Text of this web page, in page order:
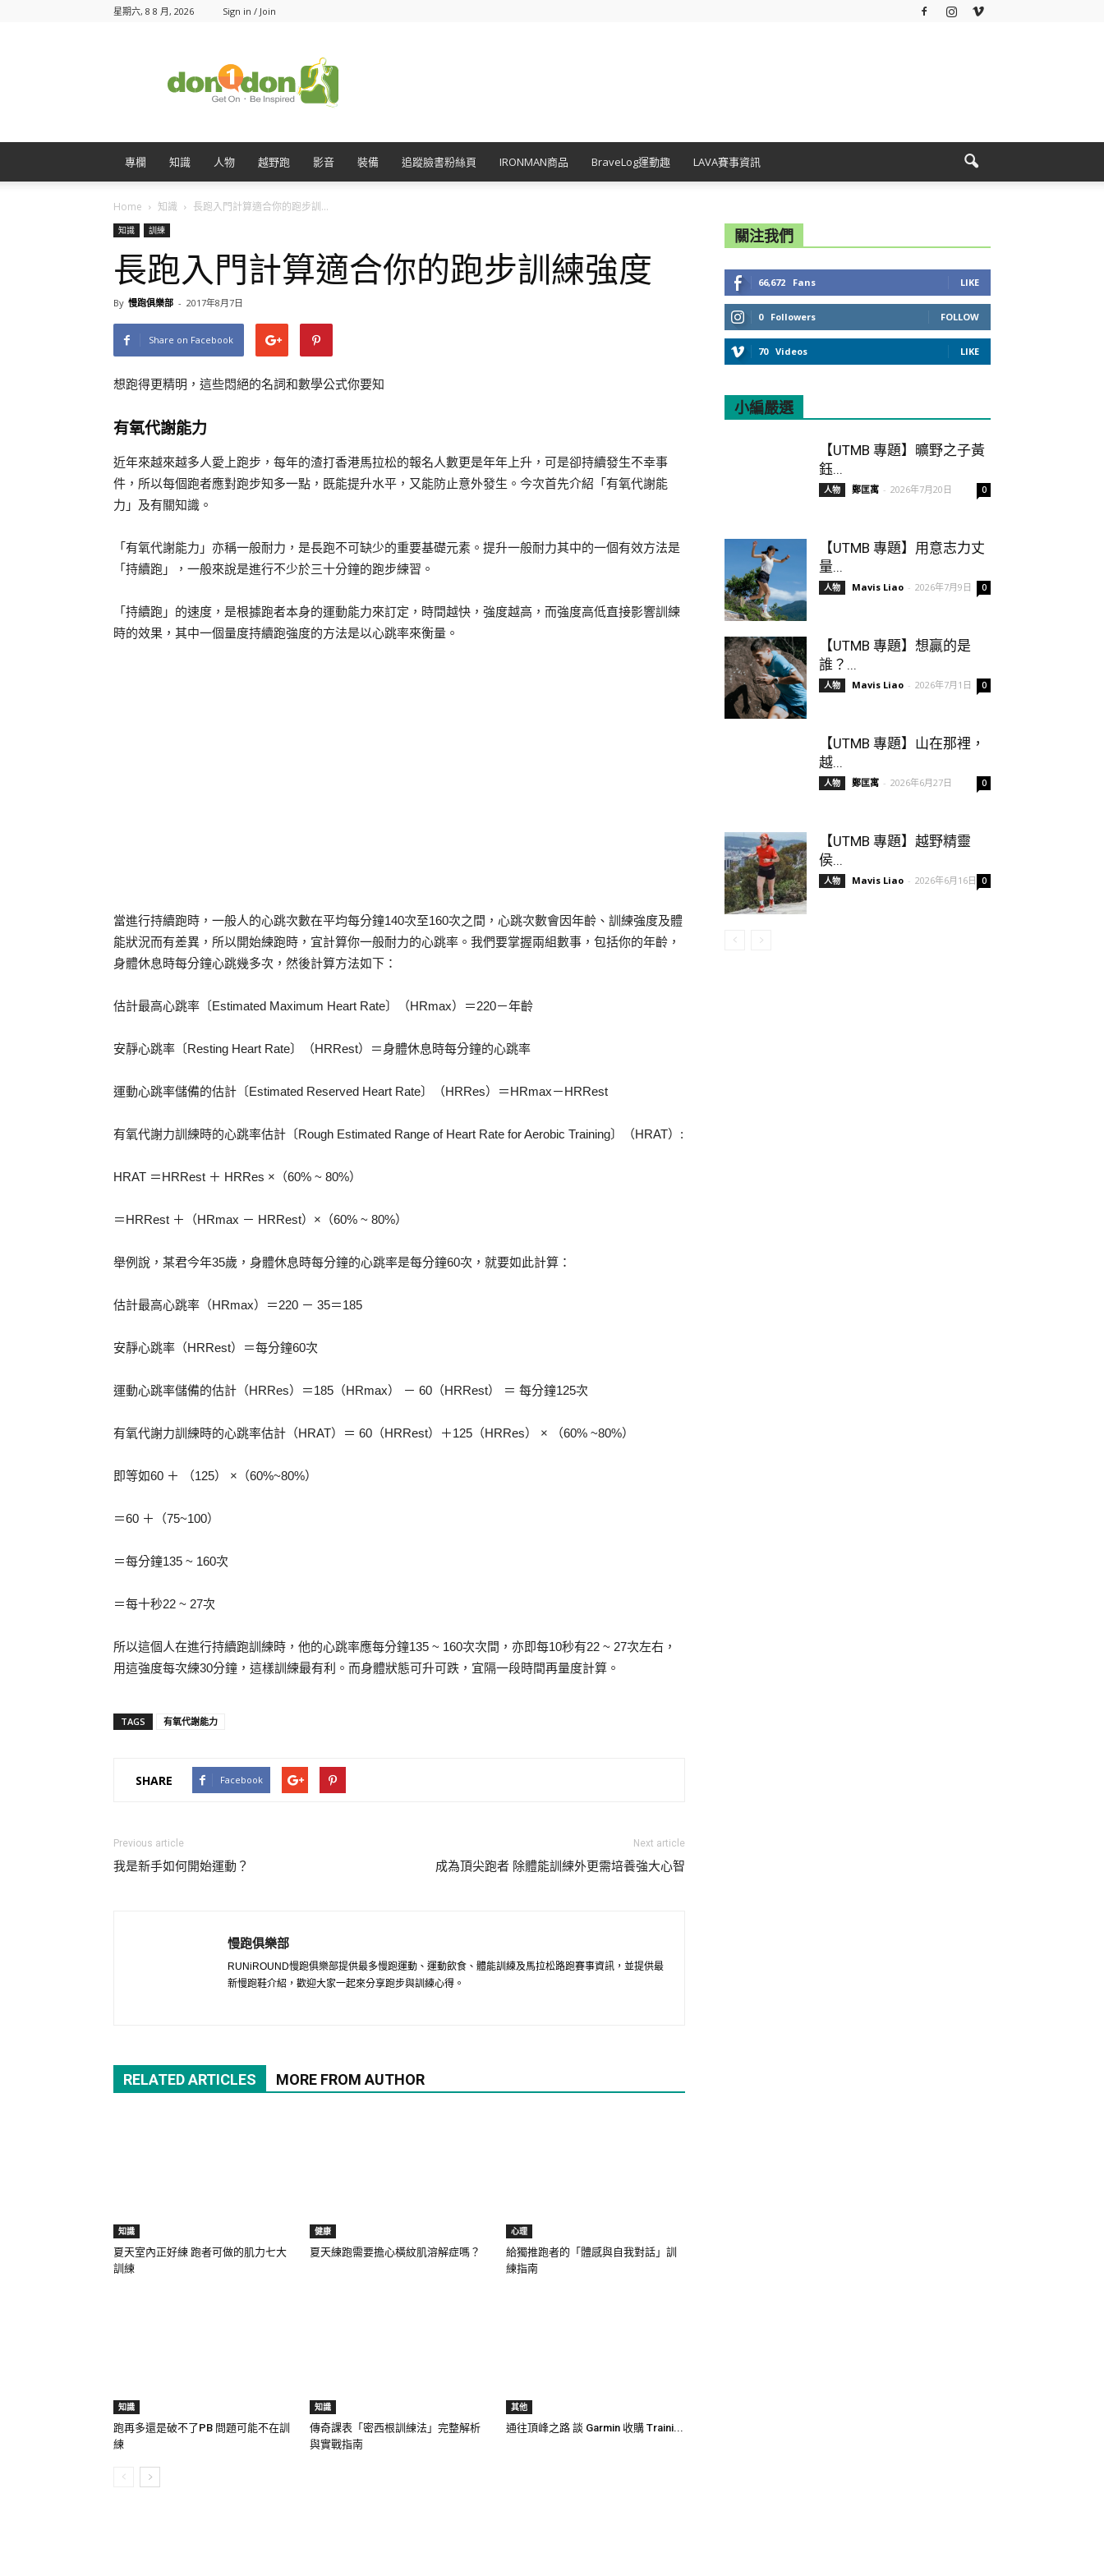
星期六, 8 8 月, 2026 Sign in / Join
專欄 知識 人物 越野跑 影音 裝備 追蹤臉書粉絲頁 IRONMAN商品 BraveLog運動趣 LAVA賽事資訊
Home 知識 長跑入門計算適合你的跑步訓...
知識 訓練
長跑入門計算適合你的跑步訓練強度
By 慢跑俱樂部 - 2017年8月7日
Share on Facebook
想跑得更精明，這些悶絕的名詞和數學公式你要知
有氧代謝能力
近年來越來越多人愛上跑步，每年的渣打香港馬拉松的報名人數更是年年上升，可是卻持續發生不幸事
件，所以每個跑者應對跑步知多一點，既能提升水平，又能防止意外發生。今次首先介紹「有氧代謝能
力」及有關知識。
「有氧代謝能力」亦稱一般耐力，是長跑不可缺少的重要基礎元素。提升一般耐力其中的一個有效方法是
「持續跑」，一般來說是進行不少於三十分鐘的跑步練習。
「持續跑」的速度，是根據跑者本身的運動能力來訂定，時間越快，強度越高，而強度高低直接影響訓練
時的效果，其中一個量度持續跑強度的方法是以心跳率來衡量。
當進行持續跑時，一般人的心跳次數在平均每分鐘140次至160次之間，心跳次數會因年齡、訓練強度及體
能狀況而有差異，所以開始練跑時，宜計算你一般耐力的心跳率。我們要掌握兩組數事，包括你的年齡，
身體休息時每分鐘心跳幾多次，然後計算方法如下：
估計最高心跳率〔Estimated Maximum Heart Rate〕（HRmax）＝220－年齡
安靜心跳率〔Resting Heart Rate〕（HRRest）＝身體休息時每分鐘的心跳率
運動心跳率儲備的估計〔Estimated Reserved Heart Rate〕（HRRes）＝HRmax－HRRest
有氧代謝力訓練時的心跳率估計〔Rough Estimated Range of Heart Rate for Aerobic Training〕（HRAT）:
HRAT ＝HRRest ＋ HRRes ×（60% ~ 80%）
＝HRRest ＋（HRmax － HRRest）×（60% ~ 80%）
舉例說，某君今年35歲，身體休息時每分鐘的心跳率是每分鐘60次，就要如此計算：
估計最高心跳率（HRmax）＝220 － 35＝185
安靜心跳率（HRRest）＝每分鐘60次
運動心跳率儲備的估計（HRRes）＝185（HRmax） － 60（HRRest） ＝ 每分鐘125次
有氧代謝力訓練時的心跳率估計（HRAT）＝ 60（HRRest）＋125（HRRes） × （60% ~80%）
即等如60 ＋ （125） ×（60%~80%）
＝60 ＋（75~100）
＝每分鐘135 ~ 160次
＝每十秒22 ~ 27次
所以這個人在進行持續跑訓練時，他的心跳率應每分鐘135 ~ 160次次間，亦即每10秒有22 ~ 27次左右，
用這強度每次練30分鐘，這樣訓練最有利。而身體狀態可升可跌，宜隔一段時間再量度計算。
TAGS 有氧代謝能力
SHARE Facebook
Previous article
我是新手如何開始運動？
Next article
成為頂尖跑者 除體能訓練外更需培養強大心智
慢跑俱樂部
RUNiROUND慢跑俱樂部提供最多慢跑運動、運動飲食、體能訓練及馬拉松路跑賽事資訊，並提供最
新慢跑鞋介紹，歡迎大家一起來分享跑步與訓練心得。
RELATED ARTICLES MORE FROM AUTHOR
知識
夏天室內正好練 跑者可做的肌力七大
訓練
健康
夏天練跑需要擔心橫紋肌溶解症嗎？
心理
給獨推跑者的「體感與自我對話」訓
練指南
知識
跑再多還是破不了PB 問題可能不在訓
練
知識
傳奇課表「密西根訓練法」完整解析
與實戰指南
其他
通往頂峰之路 談 Garmin 收購 Traini...
關注我們
66,672 Fans LIKE
0 Followers FOLLOW
70 Videos LIKE
小編嚴選
【UTMB 專題】曠野之子黃
鈺...
人物 鄭匡寓 - 2026年7月20日 0
【UTMB 專題】用意志力丈
量...
人物 Mavis Liao - 2026年7月9日 0
【UTMB 專題】想贏的是
誰？...
人物 Mavis Liao - 2026年7月1日 0
【UTMB 專題】山在那裡，
越...
人物 鄭匡寓 - 2026年6月27日 0
【UTMB 專題】越野精靈
侯...
人物 Mavis Liao - 2026年6月16日 0